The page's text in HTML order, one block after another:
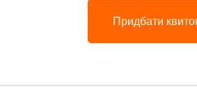
Придбати